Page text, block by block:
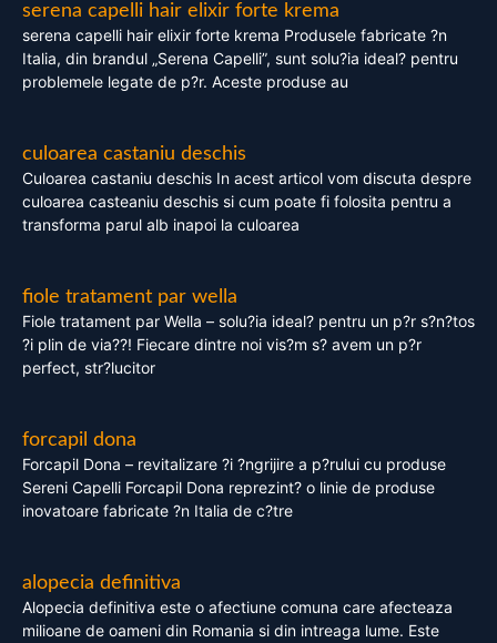
serena capelli hair elixir forte krema
serena capelli hair elixir forte krema Produsele fabricate ?n
Italia, din brandul „Serena Capelli”, sunt solu?ia ideal? pentru
problemele legate de p?r. Aceste produse au
culoarea castaniu deschis
Culoarea castaniu deschis In acest articol vom discuta despre
culoarea casteaniu deschis si cum poate fi folosita pentru a
transforma parul alb inapoi la culoarea
fiole tratament par wella
Fiole tratament par Wella – solu?ia ideal? pentru un p?r s?n?tos
?i plin de via??! Fiecare dintre noi vis?m s? avem un p?r
perfect, str?lucitor
forcapil dona
Forcapil Dona – revitalizare ?i ?ngrijire a p?rului cu produse
Sereni Capelli Forcapil Dona reprezint? o linie de produse
inovatoare fabricate ?n Italia de c?tre
alopecia definitiva
Alopecia definitiva este o afectiune comuna care afecteaza
milioane de oameni din Romania si din intreaga lume. Este